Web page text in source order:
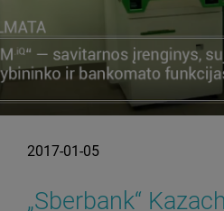
2017-01-05
„Sberbank“